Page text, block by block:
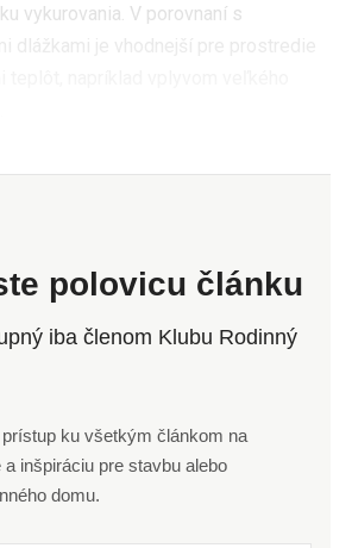
vykurovania. V porovnaní s
polovicu článku
iba členom Klubu Rodinný
ku všetkým článkom na
a inšpiráciu pre stavbu alebo
domu.